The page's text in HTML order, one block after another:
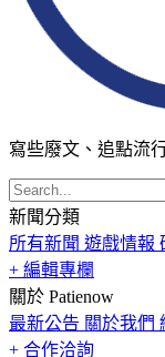
寫些廢文、追點流
新聞分類
所有新聞 遊戲情報
+ 編輯專欄
關於 Patienow
最新公告 關於我們
+ 合作洽詢